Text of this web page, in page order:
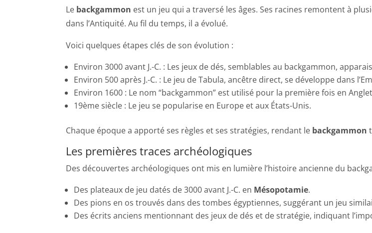
Le backgammon est un jeu qui a traversé les âges. Ses racines remontent à
dans l’Antiquité. Au fil du temps, il a évolué.
Voici quelques étapes clés de son évolution :
Environ 3000 avant J.-C. : Les jeux de dés, semblables au backgammon,
Environ 500 après J.-C. : Le jeu de Tabula, ancêtre direct, se développe dans
Environ 1600 : Le nom “backgammon” est utilisé pour la première fois en
19ème siècle : Le jeu se popularise en Europe et aux États-Unis.
Chaque époque a apporté ses règles et ses stratégies, rendant le backgammon
Les premières traces archéologiques
Des découvertes archéologiques ont mis en lumière l’histoire ancienne du
Des plateaux de jeu datés de 3000 avant J.-C. en Mésopotamie.
Des pions en os trouvés dans des tombes égyptiennes, suggérant un jeu
Des écrits anciens mentionnant des jeux de dés et de stratégie, indiquant